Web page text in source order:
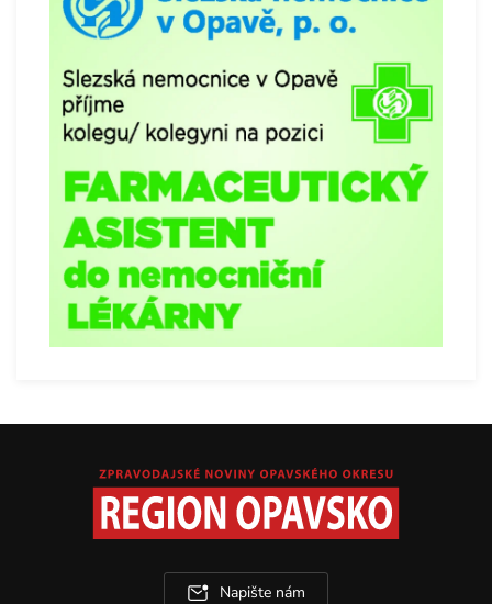
Napište nám